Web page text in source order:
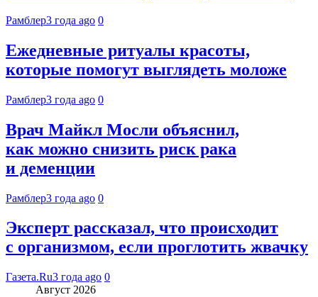
Рамблер3 года ago 0
Ежедневные ритуалы красоты,
которые помогут выглядеть моложе
Рамблер3 года ago 0
Врач Майкл Мосли объяснил,
как можно снизить риск рака
и деменции
Рамблер3 года ago 0
Эксперт рассказал, что происходит
с организмом, если проглотить жвачку
Газета.Ru3 года ago 0
Август 2026